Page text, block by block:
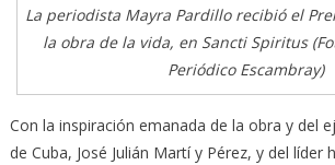
La periodista Mayra Pardillo recibió el
la obra de la vida, en Sancti Spiritus
Periódico Escambray)
Con la inspiración emanada de la obra y del
de Cuba, José Julián Martí y Pérez, y del líder